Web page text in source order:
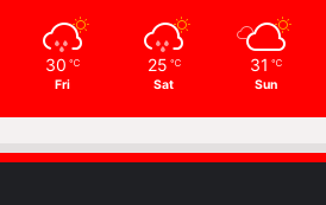
30 ℃
Fri
25 ℃
Sat
31 ℃
Sun